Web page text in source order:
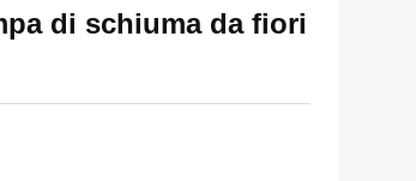
di schiuma da fiori